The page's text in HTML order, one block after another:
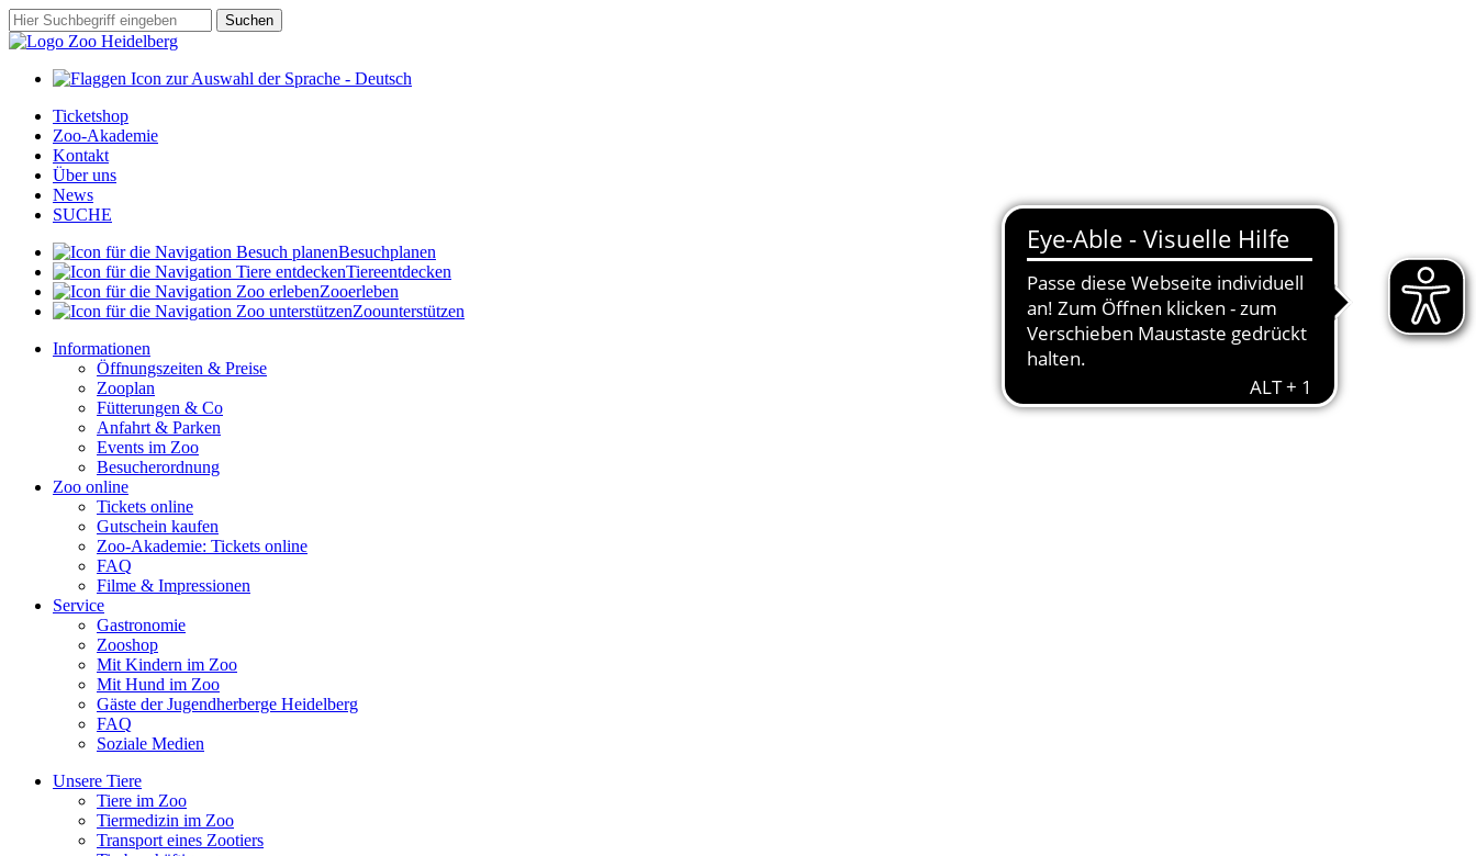
Zum
Hauptinhalt
springen
Suchbegriff Suchen
Ticketshop
Zoo-Akademie
Kontakt
Über uns
News
SUCHE
Besuchplanen
Tiereentdecken
Zooerleben
Zoounterstützen
Informationen
Öffnungszeiten & Preise
Zooplan
Fütterungen & Co
Anfahrt & Parken
Events im Zoo
Besucherordnung
Zoo online
Tickets online
Gutschein kaufen
Zoo-Akademie: Tickets online
FAQ
Filme & Impressionen
Service
Gastronomie
Zooshop
Mit Kindern im Zoo
Mit Hund im Zoo
Gäste der Jugendherberge Heidelberg
FAQ
Soziale Medien
Unsere Tiere
Tiere im Zoo
Tiermedizin im Zoo
Transport eines Zootiers